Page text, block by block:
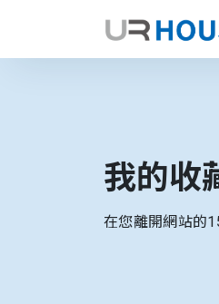
我的收
在您離開網站的